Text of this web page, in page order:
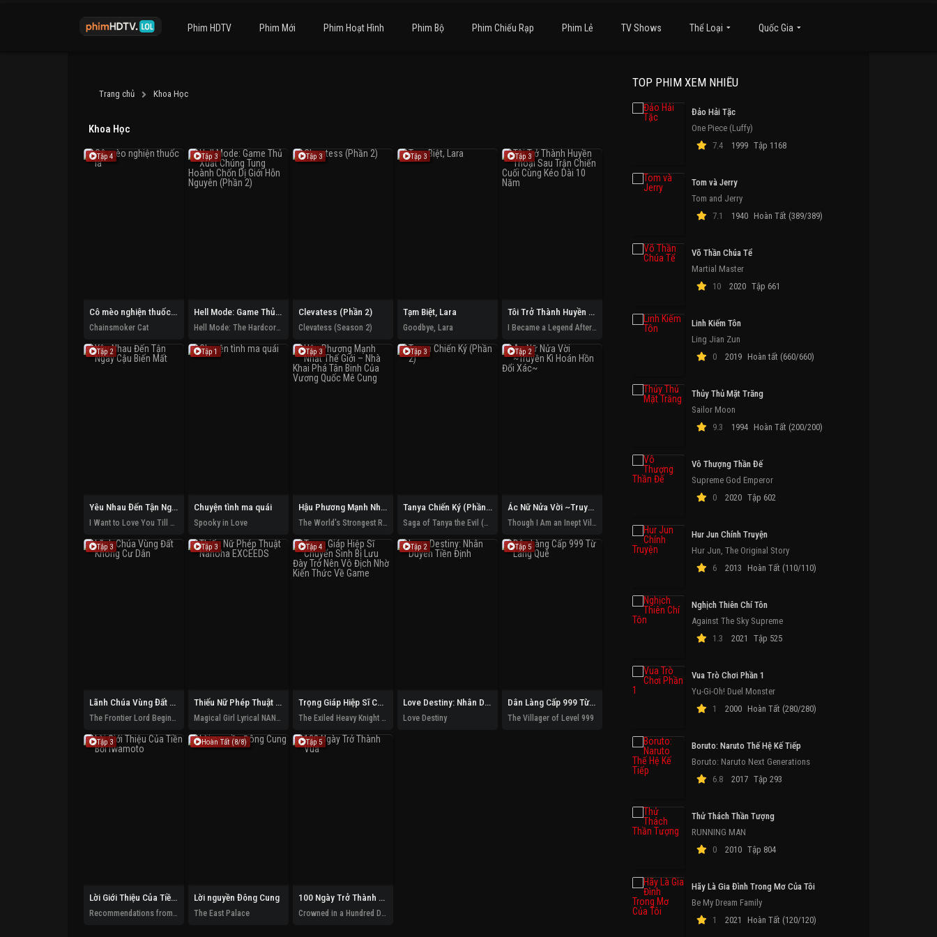
Phim HDTV Phim Mới Phim Hoạt Hình Phim Bộ Phim Chiếu Rạp Phim Lẻ TV Shows Thể Loại Quốc Gia
Trang chủ Khoa Học
Khoa Học
Tập 4
Cô mèo nghiện thuốc lá
Chainsmoker Cat
Tập 3
Hell Mode: Game Thủ Xuất Chúng Tung Hoành Chốn Dị Giới Hỗn Nguyên (Phần 2)
Hell Mode: The Hardcore Gamer Dominates In Another World With Garbage Balancing (Season 2)
Tập 3
Clevatess (Phần 2)
Clevatess (Season 2)
Tập 3
Tạm Biệt, Lara
Goodbye, Lara
Tập 3
Tôi Trở Thành Huyền Thoại Sau Trận Chiến Cuối Cùng Kéo Dài 10 Năm
I Became a Legend After My 10 Year-Long Last Stand
Tập 2
Yêu Nhau Đến Tận Ngày Cậu Biến Mất
I Want to Love You Till Your Dying Day
Tập 1
Chuyện tình ma quái
Spooky in Love
Tập 3
Hậu Phương Mạnh Nhất Thế Giới – Nhà Khai Phá Tân Binh Của Vương Quốc Mê Cung
The World's Strongest Rearguard
Tập 3
Tanya Chiến Ký (Phần 2)
Saga of Tanya the Evil (Season 2)
Tập 2
Ác Nữ Nửa Vời ~Truyền Kì Hoán Hồn Đổi Xác~
Though I Am an Inept Villainess
Tập 3
Lãnh Chúa Vùng Đất Không Cư Dân
The Frontier Lord Begins with Zero Subjects
Tập 3
Thiếu Nữ Phép Thuật Nanoha EXCEEDS
Magical Girl Lyrical NANOHA EXCEEDS Gun Blaze Vengeance
Tập 4
Trọng Giáp Hiệp Sĩ Chuyển Sinh Bị Lưu Đày Trở Nên Vô Địch Nhờ Kiến Thức Về Game
The Exiled Heavy Knight Knows How to Game the System
Tập 2
Love Destiny: Nhân Duyên Tiền Định
Love Destiny
Tập 5
Dân Làng Cấp 999 Từ Làng Quê
The Villager of Level 999
Tập 3
Lời Giới Thiệu Của Tiền Bối Iwamoto
Recommendations from Iwamoto-Senpai
Hoàn Tất (8/8)
Lời nguyền Đông Cung
The East Palace
Tập 5
100 Ngày Trở Thành Vua
Crowned in a Hundred Days
TOP PHIM XEM NHIỀU
Đảo Hải Tặc
One Piece (Luffy)
7.4
1999 Tập 1168
Tom và Jerry
Tom and Jerry
7.1
1940 Hoàn Tất (389/389)
Võ Thần Chúa Tể
Martial Master
10
2020 Tập 661
Linh Kiếm Tôn
Ling Jian Zun
0
2019 Hoàn tất (660/660)
Thủy Thủ Mặt Trăng
Sailor Moon
9.3
1994 Hoàn Tất (200/200)
Vô Thượng Thần Đế
Supreme God Emperor
0
2020 Tập 602
Hur Jun Chính Truyện
Hur Jun, The Original Story
6
2013 Hoàn Tất (110/110)
Nghịch Thiên Chí Tôn
Against The Sky Supreme
1.3
2021 Tập 525
Vua Trò Chơi Phần 1
Yu-Gi-Oh! Duel Monster
1
2000 Hoàn Tất (280/280)
Boruto: Naruto Thế Hệ Kế Tiếp
Boruto: Naruto Next Generations
6.8
2017 Tập 293
Thử Thách Thần Tượng
RUNNING MAN
0
2010 Tập 804
Hãy Là Gia Đình Trong Mơ Của Tôi
Be My Dream Family
1
2021 Hoàn Tất (120/120)